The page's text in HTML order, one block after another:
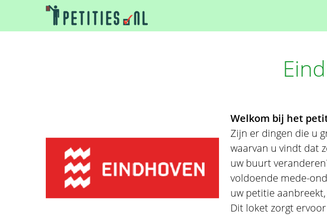
Welkom bij het
Zijn er dingen die u
waarvan u vindt dat
uw buurt
voldoende mede-
uw petitie
Dit loket zorgt